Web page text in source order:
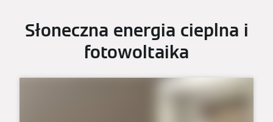
Słoneczna energia cieplna i
fotowoltaika